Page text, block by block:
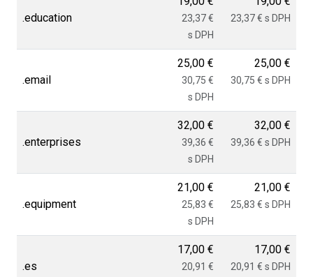
.education
23,37 €
s DPH
23,37 € s DPH
.email
25,00 €
30,75 €
s DPH
25,00 €
30,75 € s DPH
.enterprises
32,00 €
39,36 €
s DPH
32,00 €
39,36 € s DPH
.equipment
21,00 €
25,83 €
s DPH
21,00 €
25,83 € s DPH
.es
17,00 €
20,91 €
17,00 €
20,91 € s DPH